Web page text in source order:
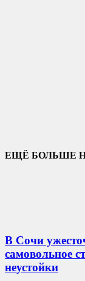
ЕЩЁ БОЛЬШЕ
В Сочи
самовольное
неустойки